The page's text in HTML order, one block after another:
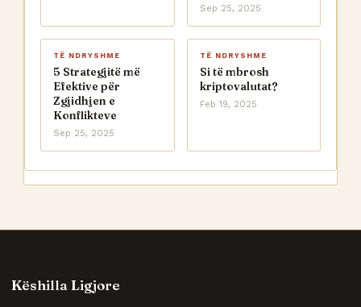
Sep 25, 2025
TË NDRYSHME
5 Strategjitë më
Efektive për
Zgjidhjen e
Konflikteve
Sep 25, 2025
TË NDRYSHME
Si të mbrosh
kriptovalutat?
Feb 19, 2025
Këshilla Ligjore